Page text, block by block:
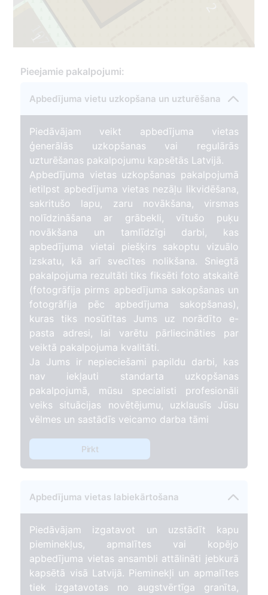
2
Pieejamie pakalpojumi:
Apbedījuma vietu uzkopšana un uzturēšana
Piedāvājam veikt apbedījuma vietas
ģenerālās uzkopšanas vai regulārās
uzturēšanas pakalpojumu kapsētās Latvijā.
Apbedījuma vietas uzkopšanas pakalpojumā
ietilpst apbedījuma vietas nezāļu likvidēšana,
sakritušo lapu, zaru novākšana, virsmas
nolīdzināšana ar grābekli, vītušo puķu
novākšana un tamlīdzīgi darbi, kas
apbedījuma vietai piešķirs sakoptu vizuālo
izskatu, kā arī svecītes nolikšana. Sniegtā
pakalpojuma rezultāti tiks fiksēti foto atskaitē
(fotogrāfija pirms apbedījuma sakopšanas un
fotogrāfija pēc apbedījuma sakopšanas),
kuras tiks nosūtītas Jums uz norādīto e-
pasta adresi, lai varētu pārliecināties par
veiktā pakalpojuma kvalitāti.
Ja Jums ir nepieciešami papildu darbi, kas
nav iekļauti standarta uzkopšanas
pakalpojumā, mūsu specialisti profesionāli
veiks situācijas novētējumu, uzklausīs Jūsu
vēlmes un sastādīs veicamo darba tāmi
Pirkt
Apbedījuma vietas labiekārtošana
Piedāvājam izgatavot un uzstādīt kapu
pieminekļus, apmalītes vai kopējo
apbedījuma vietas ansambli attālināti jebkurā
kapsētā visā Latvijā. Pieminekļi un apmalītes
tiek izgatavotas no augstvērtīga granīta,